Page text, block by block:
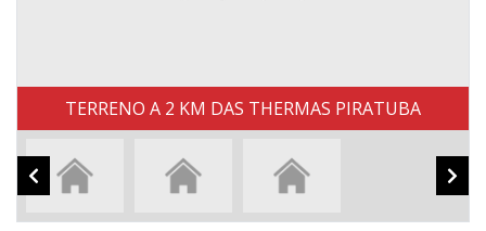
TERRENO A 2 KM DAS THERMAS PIRATUBA